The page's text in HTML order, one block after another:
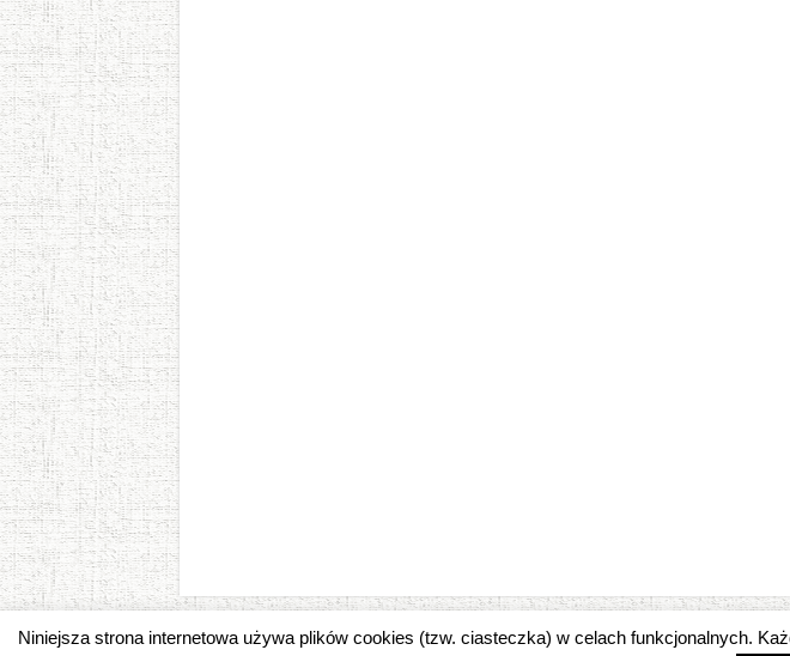
Niniejsza strona internetowa używa plików cookies (tzw. ciasteczka) w celach funkcjonalnych.